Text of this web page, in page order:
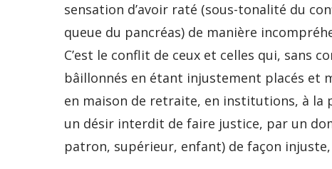
sensation d’avoir raté (sous-tonalité du
queue du pancréas) de manière
C’est le conflit de ceux et celles qui, sans
bâillonnés en étant injustement placés et
en maison de retraite, en institutions, à la
un désir interdit de faire justice, par un
patron, supérieur, enfant) de façon